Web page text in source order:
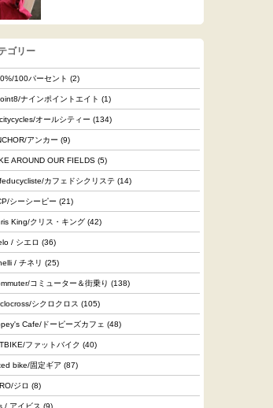
ゴリー
100パーセント (2)
ナインポイントエイト (1)
オールシティー (134)
アンカー (9)
AROUND OUR FIELDS (5)
カフェドシクリステ (14)
シーシーピー (21)
King/クリス・キング (42)
/ シエロ (36)
/ チネリ (25)
コミューター＆街乗り (138)
シクロクロス (105)
Cafe/ドーピーズカフェ (48)
ファットバイク (40)
bike/固定ギア (87)
ジロ (8)
/ アイビス (9)